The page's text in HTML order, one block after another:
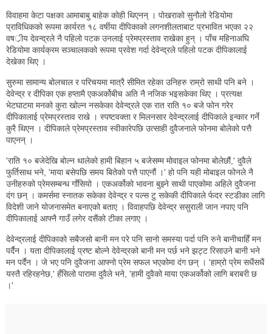
विवाहमा केटा पक्षका आमाबाबु बाहेक कोही थिएनन् । पोखराको सुनौलो रेडियोमा
प्राविधिकको रूपमा कार्यरत १८ वर्षीया दीपिकाको लगनशीलताबाट प्रभावित भएका २२
वषर्ीय देवन्द्रले नै पहिलो पटक उनलाई प्रेमप्रस्ताव राखेका हुन् । पाँच महिनाअघि
रेडियोमा कार्यक्रम सञ्चालकको रूपमा प्रवेश गर्दा देवेन्द्रले पहिलो पटक दीपिकालाई
देखेका थिए ।
सुरुमा सामान्य बोलचाल र परिचयमा मात्रै सीमित रहेका उनिहरु राम्रो साथी पनि बने ।
देवेन्द्र र दीपिका एक हप्तामै एकअर्कोबीच अति नै नजिक भइसकेका थिए । प्रत्यक्ष
भेटघाटमा मनको कुरा खोल्न नसकेका देवेन्द्रले एक रात राति १० बजे फोन गरेर
दीपिकालाई प्रेमप्रस्ताव राखे । स्पष्टवक्ता र मिलनसार देवेन्द्रलाई दीपिकाले इन्कार गर्ने
कुरै थिएन । दीपिकाले प्रेमप्रस्ताव स्वीकारेपछि उत्साही दुवैजनाले फोनमा बोलेको पत्तै
पाएनन् ।
'राति १० बजेदेखि बोल्न थालेको हामी बिहान ५ बजेसम्म मोवाइल फोनमा बोलेछौं,' दुवैले
फुर्तिसाथ भने, 'माया बसेपछि समय बितेको पत्तै पाएनौं ।' हो पनि यही मोबाइल फोनले नै
उनीहरुको प्रेमसम्बन्ध गाँसियो । एकअर्कोको भावना बुझ्ने साथी पाएकोमा अहिले दुवैजना
दंग छन् । कमर्समा स्नातक सकेका देवेन्द्र र पल्स टु सकेकी दीपिकाले र्फदर स्टडीका लागि
विदेशी जाने योजनासमेत बनाएको बताए । विवाहपछि देवेन्द्र ससुराली जान नपाए पनि
दीपिकालाई आफ्नै गाउँ लगेर दसैंको टीका लगाए ।
देवेन्द्रलाई दीपिकाको सबैजसो बानी मन परे पनि सानो समस्या पर्दा पनि रुने बानीचाहिँ मन
पर्दैन । यता दीपिकालाई प्रष्ट बोल्ने देवेन्द्रको बानी मन पर्छ भने झट्ट रिसाउने बानी भने
मन पर्दैन । जे भए पनि दुवैजना आफ्नो प्रेम सफल भएकोमा दंग छन् । 'हाम्रो प्रेम सधैंसधैं
यस्तै रहिरहनेछ,' हँसिलो पारामा दुवैले भने, 'हामी दुवैको माया एकअर्कोको लागि बराबरी छ
।'